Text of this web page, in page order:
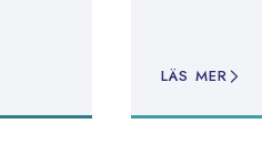
LÄS MER